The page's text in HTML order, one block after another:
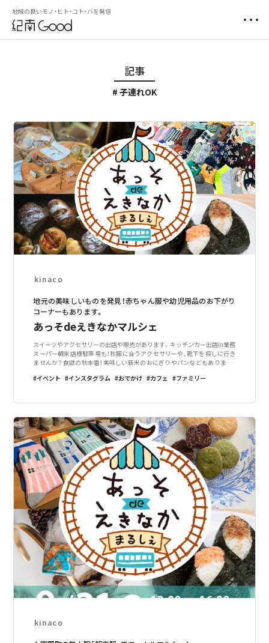
地域の良いモノ・ヒト・コト・バを発信
記事
子連れOK
kinaco
地元の美味しいものを発見！赤ちゃん服や幼児用品のお下がり
コーナーもあります。
あっそdeえきなかマルシェ
スイーツやアクセサリーの出店や販売があります。キッチンカー出店in業務
スーパー朝来店様駐車場も！秋服に合うアクセサリーや、靴下を探しに行き
ませんか？食欲の秋本番！美味しい新米のおにぎりやパンなどもあります！
桃会◆◆◆◆◆◆Kumano
イベント インスタグラム おでかけ カフェ ファミリー
kinaco